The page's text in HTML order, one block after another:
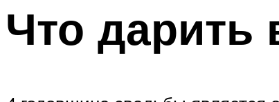
Что дарить